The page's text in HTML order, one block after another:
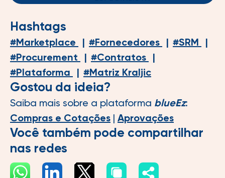
Hashtags
#Marketplace | #Fornecedores | #SRM
|
#Procurement | #Contratos |
#Plataforma | #Matriz Kraljic
Gostou da ideia?
Saiba mais sobre a plataforma blueEz:
Compras e Cotações | Aprovações
Você também pode compartilhar
nas redes